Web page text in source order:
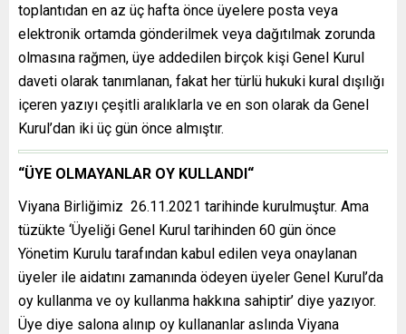
toplantıdan en az üç hafta önce üyelere posta veya
elektronik ortamda gönderilmek veya dağıtılmak zorunda
olmasına rağmen, üye addedilen birçok kişi Genel Kurul
daveti olarak tanımlanan, fakat her türlü hukuki kural dışılığı
içeren yazıyı çeşitli aralıklarla ve en son olarak da Genel
Kurul’dan iki üç gün önce almıştır.
“ÜYE OLMAYANLAR OY KULLANDI“
Viyana Birliğimiz 26.11.2021 tarihinde kurulmuştur. Ama
tüzükte ‘Üyeliği Genel Kurul tarihinden 60 gün önce
Yönetim Kurulu tarafından kabul edilen veya onaylanan
üyeler ile aidatını zamanında ödeyen üyeler Genel Kurul’da
oy kullanma ve oy kullanma hakkına sahiptir’ diye yazıyor.
Üye diye salona alınıp oy kullananlar aslında Viyana